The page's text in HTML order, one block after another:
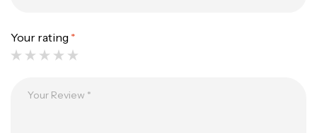
Your rating *
1.83m 120/250gr 30kg